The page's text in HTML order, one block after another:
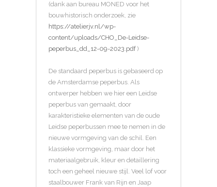
(dank aan bureau MONED voor het
bouwhistorisch onderzoek, zie
https://atelierjv.nl/wp-
content/uploads/CHO_De-Leidse-
peperbus_dd_12-09-2023.pdf)
De standaard peperbus is gebaseerd op
de Amsterdamse peperbus. Als
ontwerper hebben we hier een Leidse
peperbus van gemaakt, door
karakteristieke elementen van de oude
Leidse peperbussen mee te nemen in de
nieuwe vormgeving van de schil. Een
klassieke vormgeving, maar door het
materiaalgebruik, kleur en detaillering
toch een geheel nieuwe stijl. Veel lof voor
staalbouwer Frank van Rijn en Jaap